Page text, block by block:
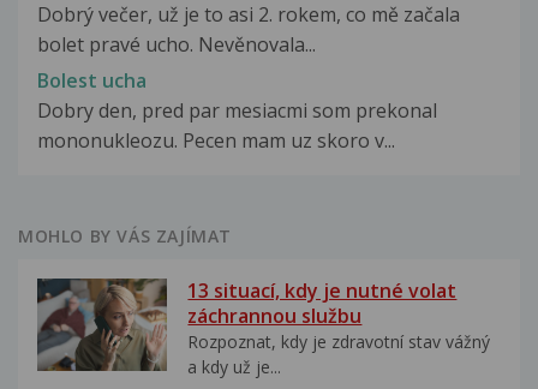
Dobrý večer, už je to asi 2. rokem, co mě začala
bolet pravé ucho. Nevěnovala...
Bolest ucha
Dobry den, pred par mesiacmi som prekonal
mononukleozu. Pecen mam uz skoro v...
MOHLO BY VÁS ZAJÍMAT
13 situací, kdy je nutné volat
záchrannou službu
Rozpoznat, kdy je zdravotní stav vážný
a kdy už je...